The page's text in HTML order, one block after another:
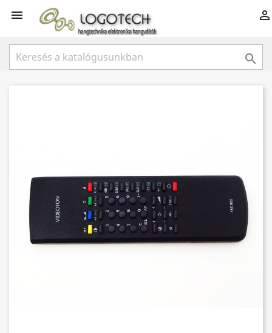
 
